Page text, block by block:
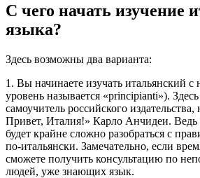
С чего начать изучение
языка?
Здесь возможны два варианта:
1. Вы начинаете изучать итальянский с
уровень называется «principianti»).
самоучитель российского
Привет, Италия!» Карло Анчидеи. Ведь
будет крайне сложно разобраться с
по-итальянски. Замечательно, если
сможете получить консультацию по
людей, уже знающих язык.